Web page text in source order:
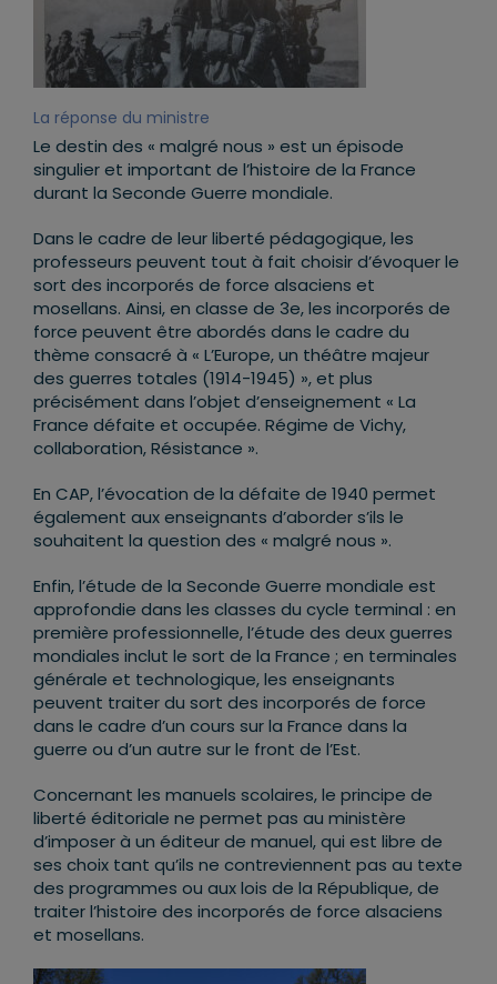
La réponse du ministre
Le destin des « malgré nous » est un épisode
singulier et important de l’histoire de la France
durant la Seconde Guerre mondiale.
Dans le cadre de leur liberté pédagogique, les
professeurs peuvent tout à fait choisir d’évoquer le
sort des incorporés de force alsaciens et
mosellans. Ainsi, en classe de 3e, les incorporés de
force peuvent être abordés dans le cadre du
thème consacré à « L’Europe, un théâtre majeur
des guerres totales (1914-1945) », et plus
précisément dans l’objet d’enseignement « La
France défaite et occupée. Régime de Vichy,
collaboration, Résistance ».
En CAP, l’évocation de la défaite de 1940 permet
également aux enseignants d’aborder s’ils le
souhaitent la question des « malgré nous ».
Enfin, l’étude de la Seconde Guerre mondiale est
approfondie dans les classes du cycle terminal : en
première professionnelle, l’étude des deux guerres
mondiales inclut le sort de la France ; en terminales
générale et technologique, les enseignants
peuvent traiter du sort des incorporés de force
dans le cadre d’un cours sur la France dans la
guerre ou d’un autre sur le front de l’Est.
Concernant les manuels scolaires, le principe de
liberté éditoriale ne permet pas au ministère
d’imposer à un éditeur de manuel, qui est libre de
ses choix tant qu’ils ne contreviennent pas au texte
des programmes ou aux lois de la République, de
traiter l’histoire des incorporés de force alsaciens
et mosellans.